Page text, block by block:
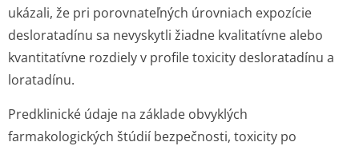
ukázali, že pri porovnateľných úrovniach expozície
desloratadínu sa nevyskytli žiadne kvalitatívne alebo
kvantitatívne rozdiely v profile toxicity desloratadínu a
loratadínu.
Predklinické údaje na základe obvyklých
farmakologických štúdií bezpečnosti, toxicity po